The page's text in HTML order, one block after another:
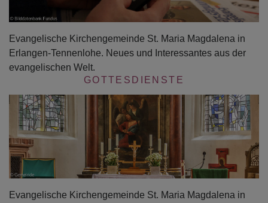
Evangelische Kirchengemeinde St. Maria Magdalena in
Erlangen-Tennenlohe. Neues und Interessantes aus der
evangelischen Welt.
GOTTESDIENSTE
Evangelische Kirchengemeinde St. Maria Magdalena in